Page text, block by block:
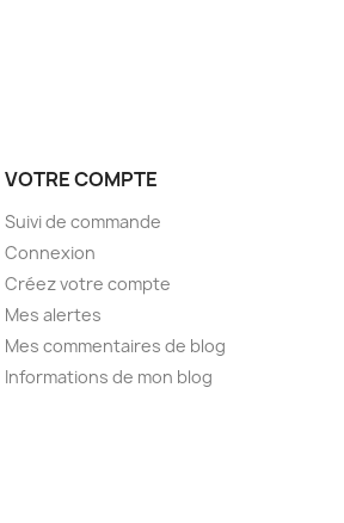
VOTRE COMPTE
Suivi de commande
Connexion
Créez votre compte
Mes alertes
Mes commentaires de blog
Informations de mon blog